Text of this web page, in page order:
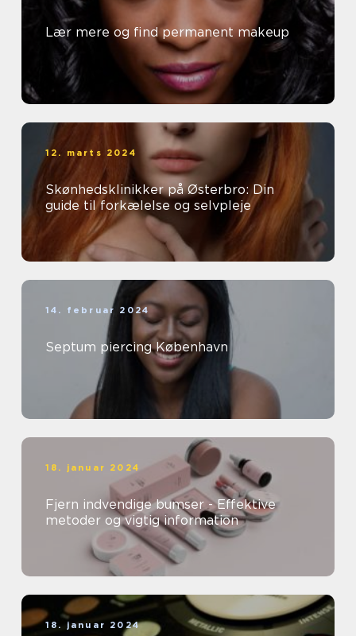
Lær mere og find permanent makeup
12. marts 2024
Skønhedsklinikker på Østerbro: Din
guide til forkælelse og selvpleje
14. februar 2024
Septum piercing København
18. januar 2024
Fjern indvendige bumser - Effektive
metoder og vigtig information
18. januar 2024